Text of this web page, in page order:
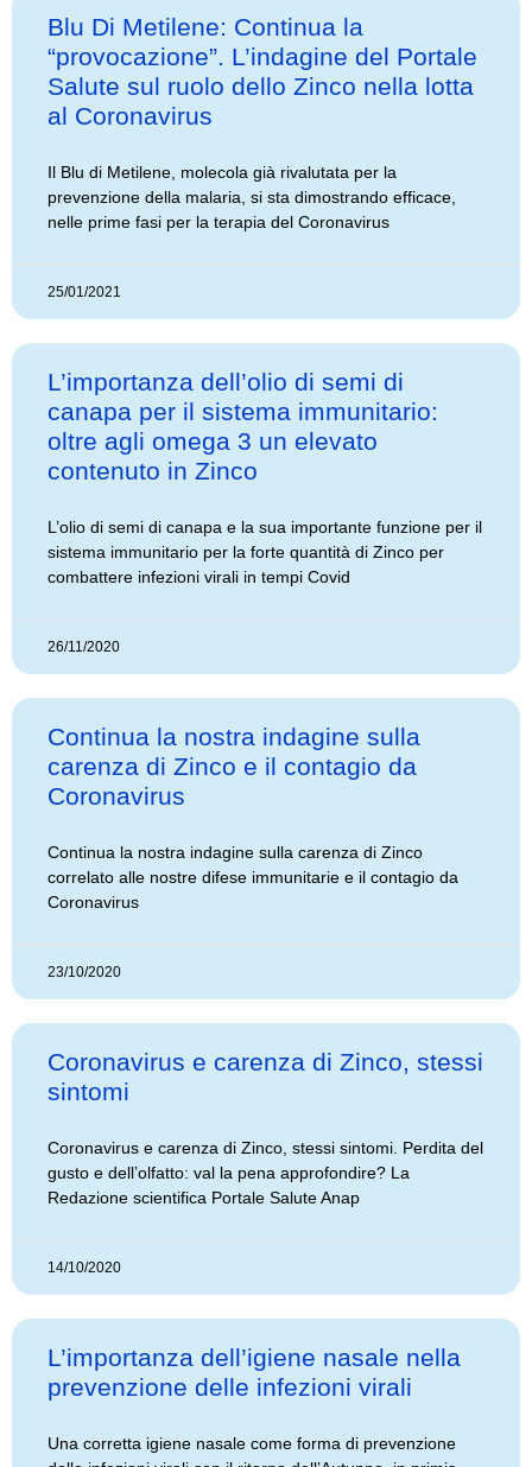
Blu Di Metilene: Continua la
“provocazione”. L’indagine del Portale
Salute sul ruolo dello Zinco nella lotta
al Coronavirus
Il Blu di Metilene, molecola già rivalutata per la
prevenzione della malaria, si sta dimostrando efficace,
nelle prime fasi per la terapia del Coronavirus
25/01/2021
L’importanza dell’olio di semi di
canapa per il sistema immunitario:
oltre agli omega 3 un elevato
contenuto in Zinco
L’olio di semi di canapa e la sua importante funzione per il
sistema immunitario per la forte quantità di Zinco per
combattere infezioni virali in tempi Covid
26/11/2020
Continua la nostra indagine sulla
carenza di Zinco e il contagio da
Coronavirus
Continua la nostra indagine sulla carenza di Zinco
correlato alle nostre difese immunitarie e il contagio da
Coronavirus
23/10/2020
Coronavirus e carenza di Zinco, stessi
sintomi
Coronavirus e carenza di Zinco, stessi sintomi. Perdita del
gusto e dell’olfatto: val la pena approfondire? La
Redazione scientifica Portale Salute Anap
14/10/2020
L’importanza dell’igiene nasale nella
prevenzione delle infezioni virali
Una corretta igiene nasale come forma di prevenzione